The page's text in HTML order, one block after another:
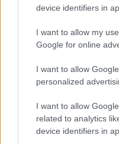
device identifiers in
I want to allow my
Google for online
I want to allow
personalized
I want to allow
related to analytics
device identifiers in
γίνονται και λάθη,
μπορεί να μην είναι
γίνονται πλέον
Αναφορικά με τους
μπορεί να
Νίκος Μαυρίκος,
Panhellenic Ship